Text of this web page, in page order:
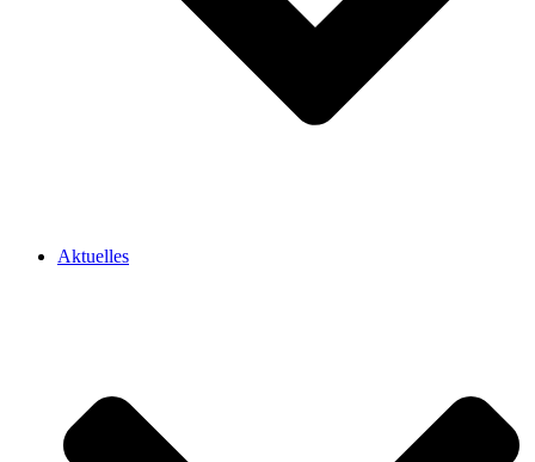
Aktuelles